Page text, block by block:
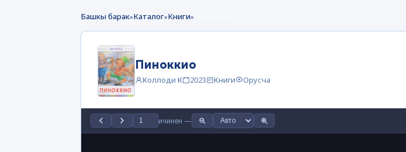
Башкы барак»Каталог»Книги»
Пиноккио
Коллоди К 2023 Книги Орусча
ичинен —